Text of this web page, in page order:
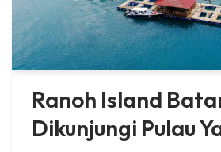
Ranoh Island
Dikunjungi Pulau